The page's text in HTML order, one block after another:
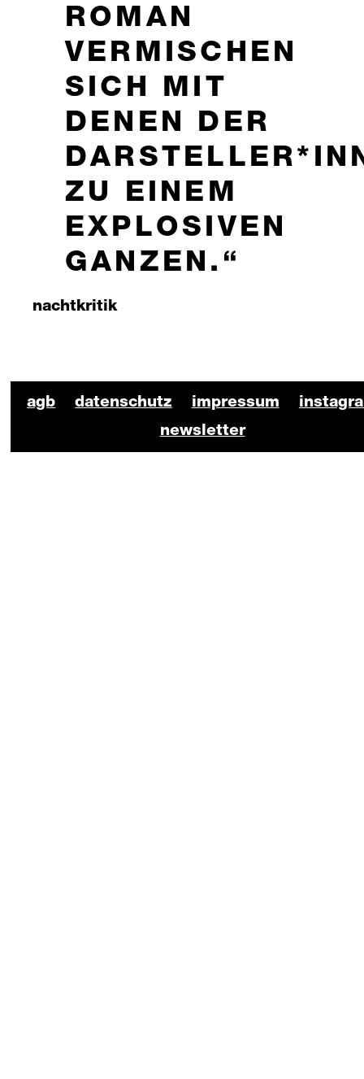
ROMAN
VERMISCHEN
SICH MIT
DENEN DER
ZU EINEM
EXPLOSIVEN
GANZEN.
nachtkritik
agb datenschutz impressum
newsletter